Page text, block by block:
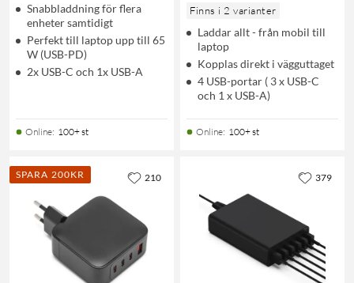
Snabbladdning för flera
enheter samtidigt
Perfekt till laptop upp till 65
W (USB-PD)
2x USB-C och 1x USB-A
Online: 100+ st
Finns i 2 varianter
Laddar allt - från mobil till
laptop
Kopplas direkt i vägguttaget
4 USB-portar ( 3 x USB-C
och 1 x USB-A)
Online: 100+ st
SPARA 200KR 210 379